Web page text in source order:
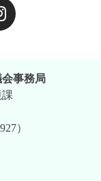
事務局
）